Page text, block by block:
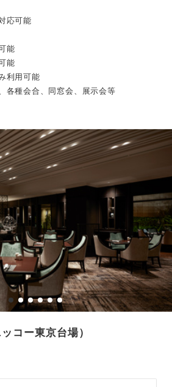
応可能
能
能
利用可能
各種会合、同窓会、展示会等
コー東京台場）